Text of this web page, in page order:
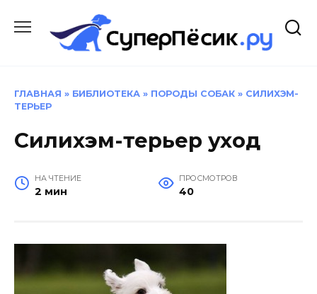
содержанию
ГЛАВНАЯ » БИБЛИОТЕКА » ПОРОДЫ СОБАК » СИЛИХЭМ-
ТЕРЬЕР
Силихэм-терьер уход
НА ЧТЕНИЕ
2 мин
ПРОСМОТРОВ
40